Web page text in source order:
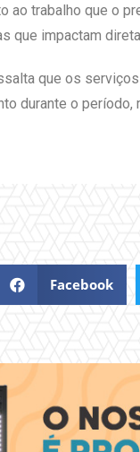
ao trabalho que o
que impactam
que os
durante o
Facebook